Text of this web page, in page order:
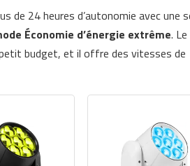
de 24 heures d’autonomie avec une
Économie d’énergie extrême. Le
budget, et il offre des vitesses de